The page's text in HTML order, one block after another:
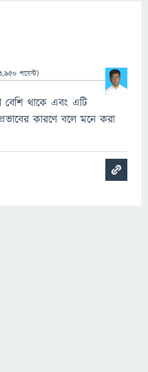
পয়েন্ট)
বেশি থাকে এবং এটি
কারণে বলে মনে করা